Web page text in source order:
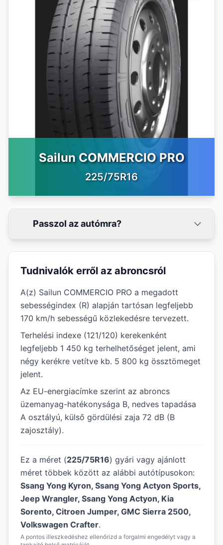
Sailun COMMERCIO PRO
225/75R16
Passzol az autómra?
Tudnivalók erről az abroncsról
A(z) Sailun COMMERCIO PRO a megadott
sebességindex (R) alapján tartósan legfeljebb
170 km/h sebességű közlekedésre tervezett.
Terhelési indexe (121/120) kerekenként
legfeljebb 1 450 kg terhelhetőséget jelent, ami
négy kerékre vetítve kb. 5 800 kg össztömeget
jelent.
Az EU-energiacímke szerint az abroncs
üzemanyag-hatékonysága B, nedves tapadása
A osztályú, külső gördülési zaja 72 dB (B
zajosztály).
Ez a méret (225/75R16) gyári vagy ajánlott
méret többek között az alábbi autótípusokon:
Ssang Yong Kyron, Ssang Yong Actyon Sports,
Jeep Wrangler, Ssang Yong Actyon, Kia
Sorento, Citroen Jumper, GMC Sierra 2500,
Volkswagen Crafter.
A pontos illeszkedéshez ellenőrizd a forgalmi engedélyt vagy a